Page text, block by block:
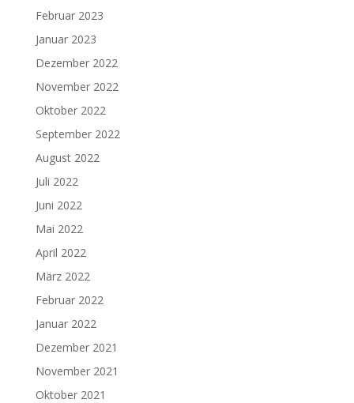
Februar 2023
Januar 2023
Dezember 2022
November 2022
Oktober 2022
September 2022
August 2022
Juli 2022
Juni 2022
Mai 2022
April 2022
März 2022
Februar 2022
Januar 2022
Dezember 2021
November 2021
Oktober 2021